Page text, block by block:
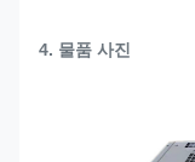
4. 물품 사진